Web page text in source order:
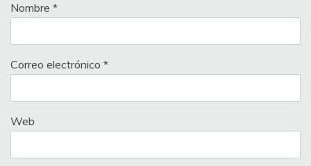
Nombre *
Correo electrónico *
Web